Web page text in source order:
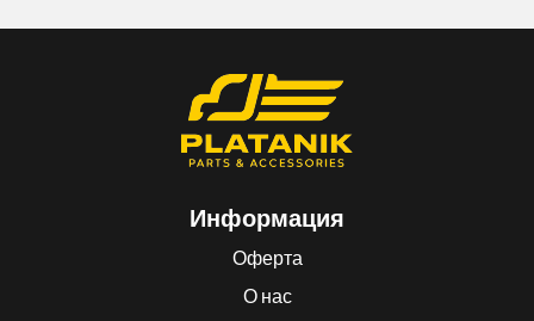
Информация
Оферта
О нас